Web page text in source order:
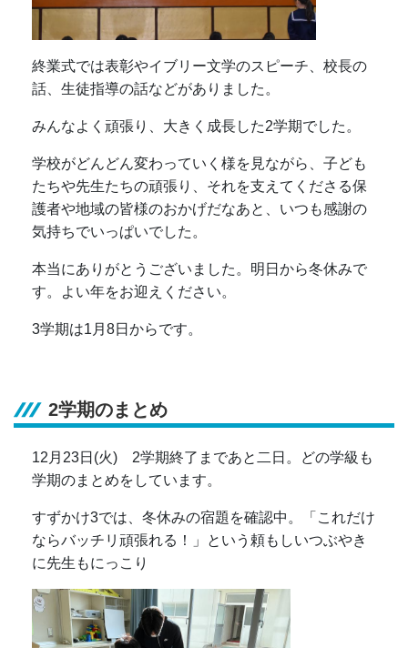
終業式では表彰やイブリー文学のスピーチ、校長の
話、生徒指導の話などがありました。
みんなよく頑張り、大きく成長した2学期でした。
学校がどんどん変わっていく様を見ながら、子ども
たちや先生たちの頑張り、それを支えてくださる保
護者や地域の皆様のおかげだなあと、いつも感謝の
気持ちでいっぱいでした。
本当にありがとうございました。明日から冬休みで
す。よい年をお迎えください。
3学期は1月8日からです。
2学期のまとめ
12月23日(火) 2学期終了まであと二日。どの学級も
学期のまとめをしています。
すずかけ3では、冬休みの宿題を確認中。「これだけ
ならバッチリ頑張れる！」という頼もしいつぶやき
に先生もにっこり